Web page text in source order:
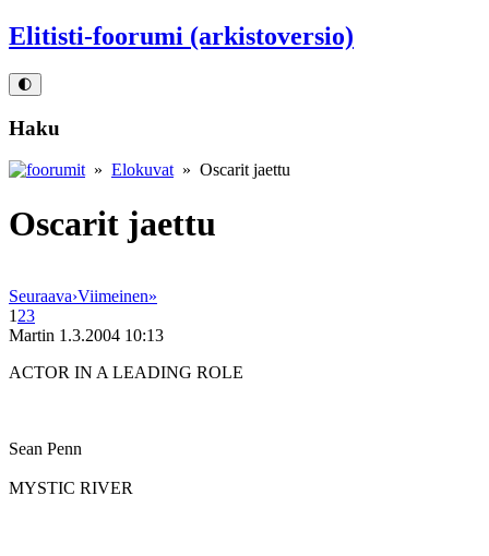
Elitisti-foorumi (arkistoversio)
🌓
Haku
» Elokuvat » Oscarit jaettu
Oscarit jaettu
Seuraava›Viimeinen»
1 23
Martin 1.3.2004 10:13
ACTOR IN A LEADING ROLE
Sean Penn
MYSTIC RIVER